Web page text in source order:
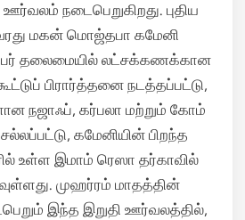
ஊர்வலம் நடைபெறுகிறது. புதிய
மகன் மொஜ்தபா கமேனி
தலைமையில் லட்சக்கணக்கான
பிரார்த்தனை நடத்தப்பட்டு,
நஜாஃப், கர்பலா மற்றும் கோம்
கமேனியின் பிறந்த
உள்ள இமாம் ரெஸா தர்காவில்
முஹர்ரம் மாதத்தின்
இந்த இறுதி ஊர்வலத்தில்,